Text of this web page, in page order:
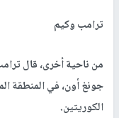
ترامب وكيم
من ناحية أخرى، قال
جونغ أون، في المنطقة
الكوريتين.